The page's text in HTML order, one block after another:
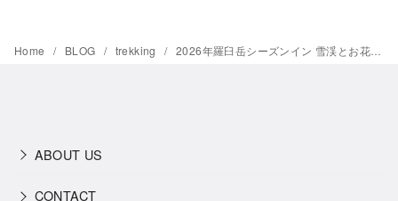
Home BLOG trekking 2026年羅臼岳シーズンイン 雪渓とお花畑を超えて知床連山の最高峰へ
ABOUT US
CONTACT